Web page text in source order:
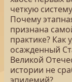
четкую
Почему
признана
практике? Как
осажденный
Великой
истории не